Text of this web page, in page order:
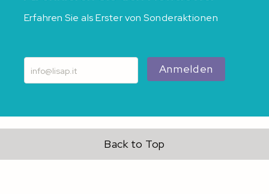
Erfahren Sie als Erster von Sonderaktionen
Anmelden
Back to Top